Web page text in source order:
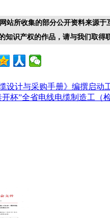
站所收集的部分公开资料来源
知识产权的作品，请与我们取得
设计与采购手册》编撰启动
开杯”全省电线电缆制造工（